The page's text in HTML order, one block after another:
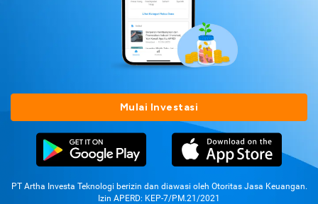
Mulai Investasi
PT Artha Investa Teknologi berizin dan diawasi oleh Otoritas Jasa Keuangan.
Izin APERD: KEP-7/PM.21/2021